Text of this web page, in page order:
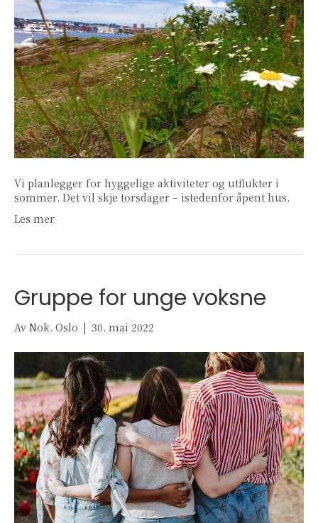
Vi planlegger for hyggelige aktiviteter og utflukter i
sommer. Det vil skje torsdager – istedenfor åpent hus.
Les mer
Gruppe for unge voksne
Av Nok. Oslo | 30. mai 2022